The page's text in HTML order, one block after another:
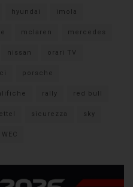
hyundai imola
mclaren mercedes
nissan orari TV
porsche
rally red bull
sicurezza sky
WEC